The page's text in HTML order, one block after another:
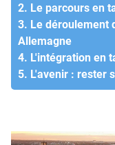
2. Le parcours en
3. Le déroulement
Allemagne
4. L'intégration en
5. L'avenir : rester